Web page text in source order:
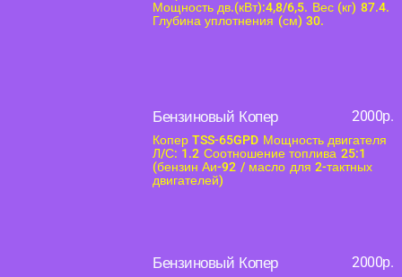
Мощность дв.(кВт):4,8/6,5. Вес (кг) 87.4.
Глубина уплотнения (см) 30.
Бензиновый Копер 2000р.
Копер TSS-65GPD Мощность двигателя
Л/С: 1.2 Соотношение топлива 25:1
(бензин Аи-92 / масло для 2-тактных
двигателей)
Бензиновый Копер 2000р.